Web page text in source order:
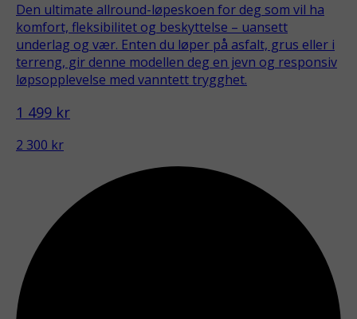
Den ultimate allround-løpeskoen for deg som vil ha
komfort, fleksibilitet og beskyttelse – uansett
underlag og vær. Enten du løper på asfalt, grus eller i
terreng, gir denne modellen deg en jevn og responsiv
løpsopplevelse med vanntett trygghet.
1 499 kr
2 300 kr